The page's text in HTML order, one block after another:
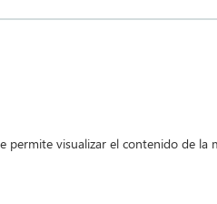
permite visualizar el contenido de la